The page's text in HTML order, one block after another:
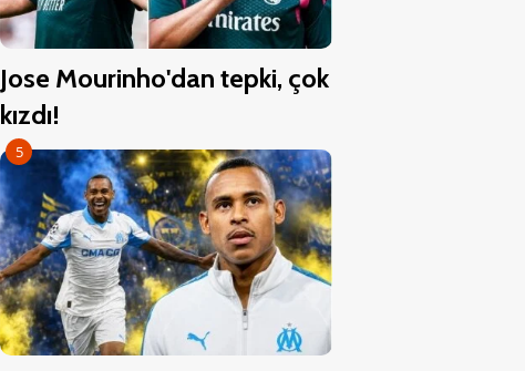
Jose Mourinho'dan tepki, çok
kızdı!
5